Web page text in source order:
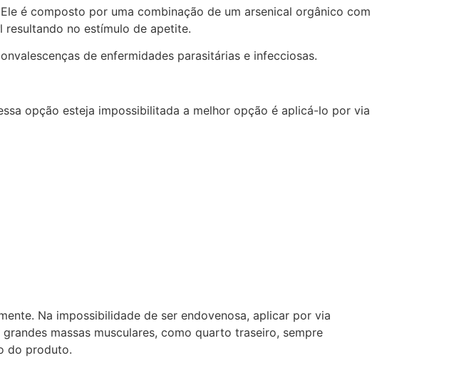
é composto por uma combinação de um arsenical orgânico com
resultando no estímulo de apetite.
de enfermidades parasitárias e infecciosas.
opção esteja impossibilitada a melhor opção é aplicá-lo por via
Na impossibilidade de ser endovenosa, aplicar por via
massas musculares, como quarto traseiro, sempre
do produto.